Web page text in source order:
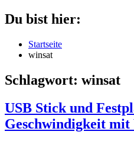
Du bist hier:
Startseite
winsat
Schlagwort: winsat
USB Stick und
Geschwindigkeit mit